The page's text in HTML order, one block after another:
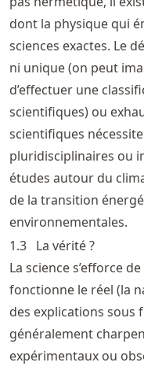
dont la physique qui
sciences exactes. Le
ni unique (on peut
d’effectuer une
scientifiques) ou
scientifiques
pluridisciplinaires ou
études autour du
de la transition
environnementales.
1.3 La vérité ?
La science s’efforce
fonctionne le réel (la
des explications sous
généralement
expérimentaux ou